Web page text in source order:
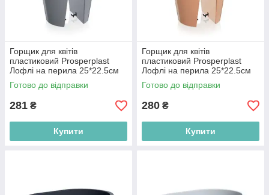
Горщик для квітів
пластиковий Prosperplast
Лофлі на перила 25*22.5см
5л сірий DLOFR250-405U
Готово до відправки
281 ₴
Купити
Горщик для квітів
пластиковий Prosperplast
Лофлі на перила 25*22.5см
5л терракот DLOFR250-R624
Готово до відправки
280 ₴
Купити